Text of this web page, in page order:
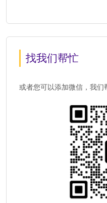
找我们帮忙
或者您可以添加微信，我们